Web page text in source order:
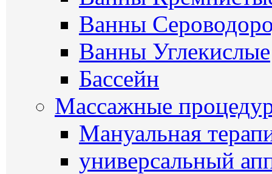
Ванны
Ванны Углекислые
Бассейн
Массажные
Мануальная
универсальный